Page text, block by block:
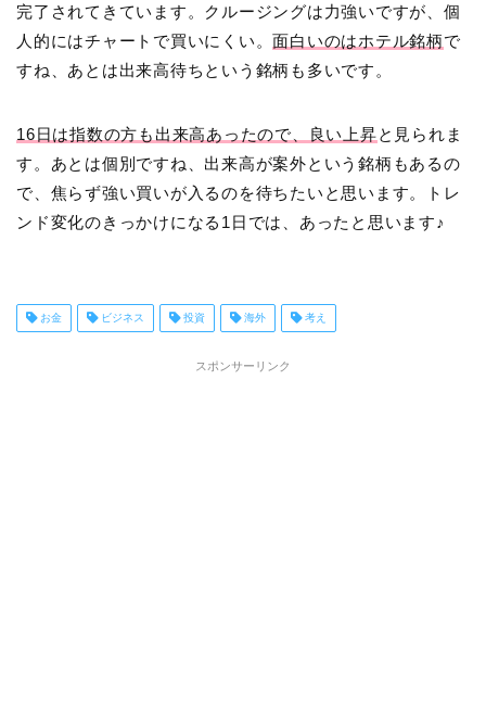
完了されてきています。クルージングは力強いですが、個
人的にはチャートで買いにくい。面白いのはホテル銘柄で
すね、あとは出来高待ちという銘柄も多いです。
16日は指数の方も出来高あったので、良い上昇と見られま
す。あとは個別ですね、出来高が案外という銘柄もあるの
で、焦らず強い買いが入るのを待ちたいと思います。トレ
ンド変化のきっかけになる1日では、あったと思います♪
お金 ビジネス 投資 海外 考え
スポンサーリンク